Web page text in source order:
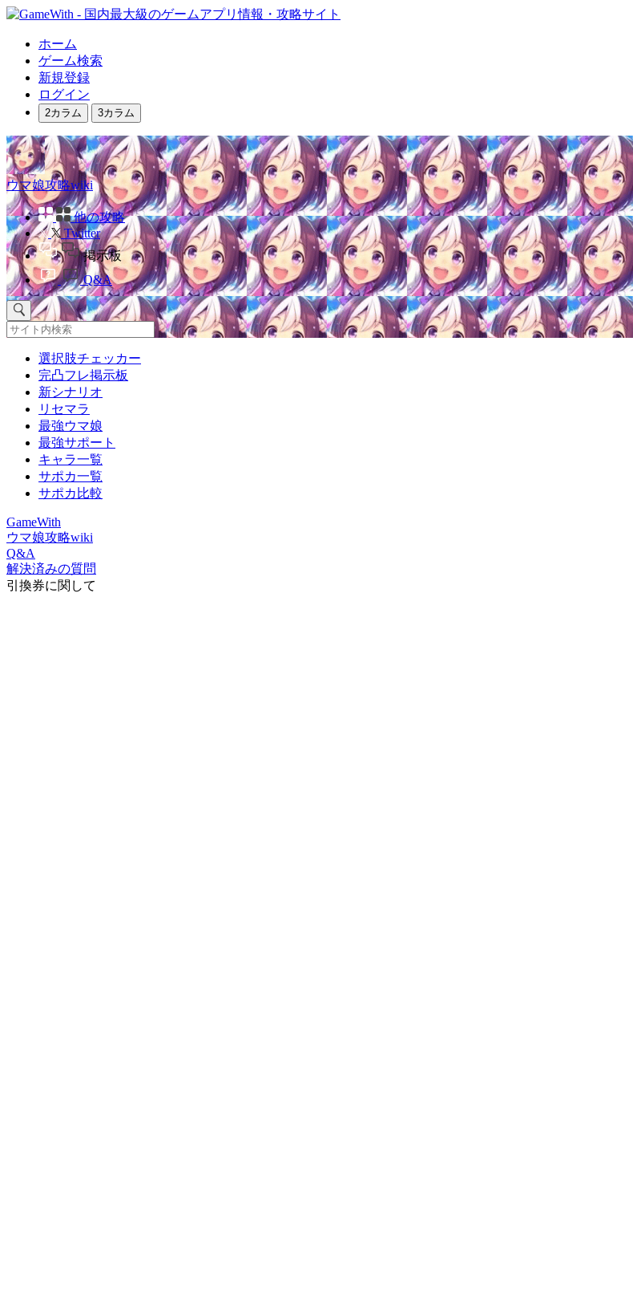
ホーム
ゲーム検索
新規登録
ログイン
2カラム 3カラム
ウマ娘攻略wiki
他の攻略
Twitter
掲示板
Q&A
選択肢チェッカー
完凸フレ掲示板
新シナリオ
リセマラ
最強ウマ娘
最強サポート
キャラ一覧
サポカ一覧
サポカ比較
GameWith
ウマ娘攻略wiki
Q&A
解決済みの質問
引換券に関して